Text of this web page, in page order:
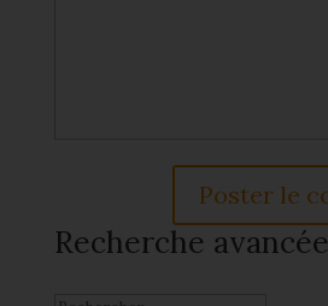
Recherche avancée